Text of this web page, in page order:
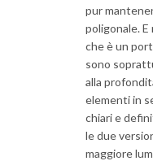
pur
poligonale.
che è un
sono
alla
elementi in
chiari e
le due
maggiore